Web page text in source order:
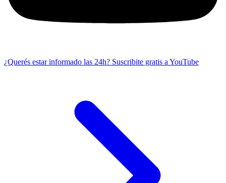
¿Querés estar informado las 24h? Suscribite gratis a YouTube